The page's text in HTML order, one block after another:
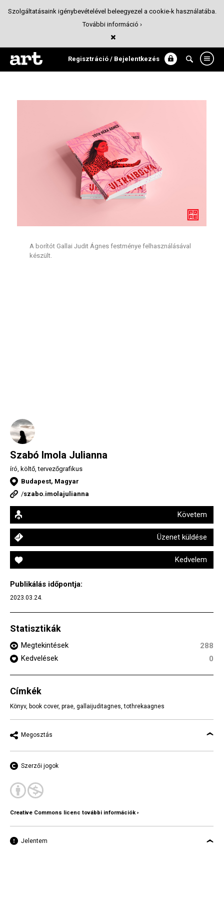
Regisztráció / Bejelentkezés
Ultraibolya
Kiadványtervezés
A borítót Gallai Judit Ágnes festménye felhasználásával
készült.
Szabó Imola Julianna
író, költő, tervezőgrafikus
Budapest, Magyar
/szabo.imolajulianna
Követem
Üzenet küldése
Kedvelem
Publikálás időpontja:
2023.03.24.
Statisztikák
Megtekintések
288
Kedvelések
0
Címkék
Könyv, book cover, prae, gallaijuditagnes,tothrekaagnes
Megosztás
Szerzői jogok
Creative Commons licenc további információk ›
Jelentem
Szolgáltatásaink igénybevételével beleegyezel a cookie-k használatába.
További információ ›